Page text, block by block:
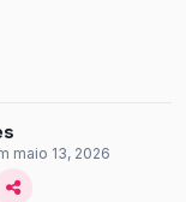
maio 13, 2026